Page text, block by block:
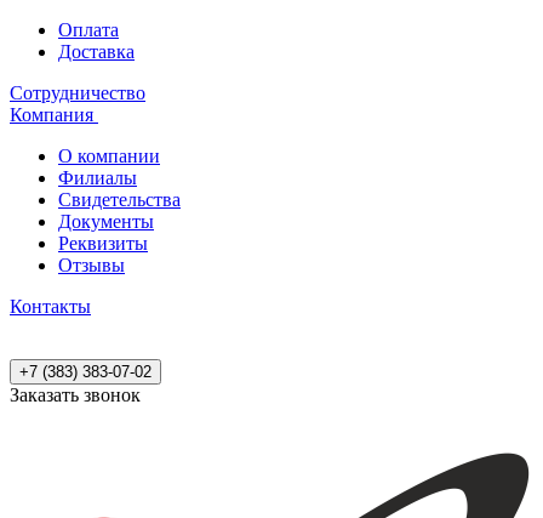
Оплата
Доставка
Сотрудничество
Компания
О компании
Филиалы
Свидетельства
Документы
Реквизиты
Отзывы
Контакты
+7 (383) 383-07-02
Заказать звонок